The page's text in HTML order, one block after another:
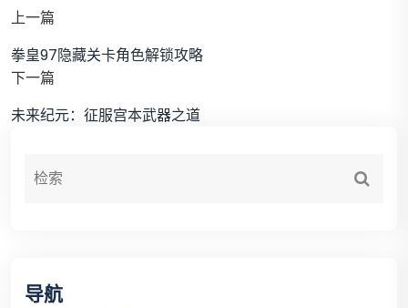
上一篇
拳皇97隐藏关卡角色解锁攻略
下一篇
未来纪元：征服宫本武器之道
导航